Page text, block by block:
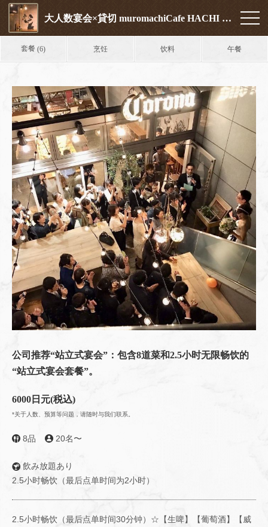
大人数宴会×貸切 muromachiCafe HACHI (ムロマチカフェハチ)
套餐(6) 烹饪 饮料 午餐
公司推荐“站立式宴会”：包含8道菜和2.5小时无限畅饮的
“站立式宴会套餐”。
6000日元(税込)
*关于人数、预算等问题，请随时与我们联系。
8品 20名〜
飲み放題あり
2.5小时畅饮（最后点单时间为2小时）
2.5小时畅饮（最后点单时间30分钟）☆【生啤】【葡萄酒】【威